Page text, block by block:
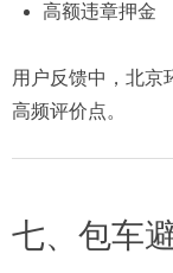
高额违章押金
用户反馈中，北京
高频评价点。
七、包车